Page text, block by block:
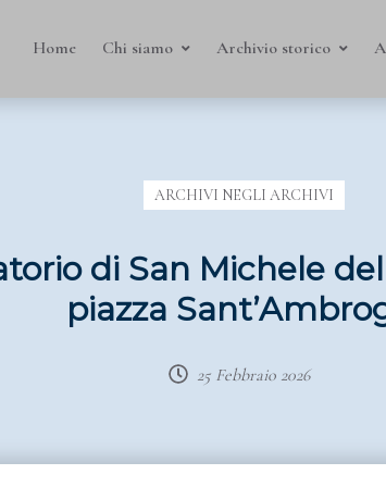
Home Chi siamo Archivio storico
ARCHIVI NEGLI ARCHIVI
di San Michele
piazza
25 Febbraio 2026